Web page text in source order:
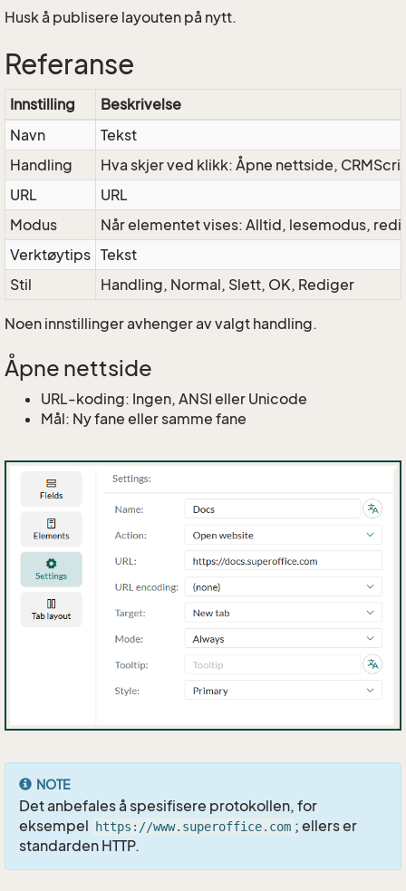
Husk å publisere layouten på nytt.
Referanse
Innstilling
Beskrivelse
Navn
Tekst
Handling
Hva skjer ved klikk: Åpne nettside,
URL
URL
Modus
Når elementet vises: Alltid, lesemodus,
Verktøytips Tekst
Stil
Handling, Normal, Slett, OK, Rediger
Noen innstillinger avhenger av valgt handling.
Åpne nettside
URL-koding: Ingen, ANSI eller Unicode
Mål: Ny fane eller samme fane
NOTE
Det anbefales å spesifisere protokollen, for
eksempel
https://www.superoffice.com ; ellers er
standarden HTTP.